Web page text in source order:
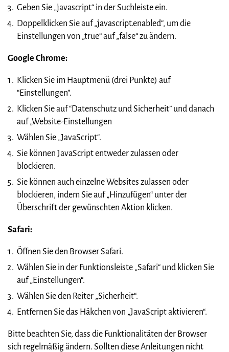
Geben Sie „javascript“ in der Suchleiste ein.
Doppelklicken Sie auf „javascript.enabled“, um die
Einstellungen von „true“ auf „false“ zu ändern.
Google Chrome:
Klicken Sie im Hauptmenü (drei Punkte) auf
“Einstellungen”.
Klicken Sie auf “Datenschutz und Sicherheit” und danach
auf „Website-Einstellungen
Wählen Sie „JavaScript“.
Sie können JavaScript entweder zulassen oder
blockieren.
Sie können auch einzelne Websites zulassen oder
blockieren, indem Sie auf „Hinzufügen“ unter der
Überschrift der gewünschten Aktion klicken.
Safari:
Öffnen Sie den Browser Safari.
Wählen Sie in der Funktionsleiste „Safari“ und klicken Sie
auf „Einstellungen“.
Wählen Sie den Reiter „Sicherheit“.
Entfernen Sie das Häkchen von „JavaScript aktivieren“.
Bitte beachten Sie, dass die Funktionalitäten der Browser
sich regelmäßig ändern. Sollten diese Anleitungen nicht